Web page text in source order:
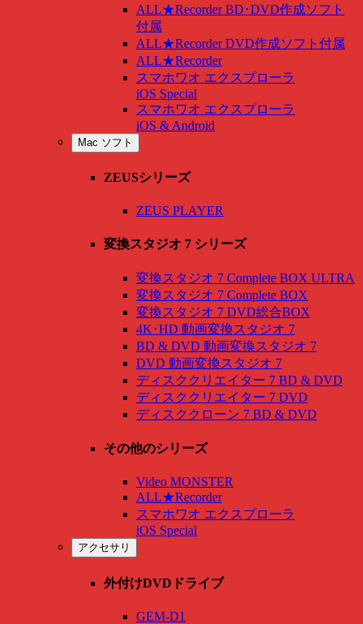
ALL★Recorder BD･DVD作成ソフト
付属
ALL★Recorder DVD作成ソフト付属
ALL★Recorder
スマホワオ エクスプローラ
iOS Special
スマホワオ エクスプローラ
iOS & Android
Mac ソフト
ZEUSシリーズ
ZEUS PLAYER
変換スタジオ 7 シリーズ
変換スタジオ 7 Complete BOX ULTRA
変換スタジオ 7 Complete BOX
変換スタジオ 7 DVD総合BOX
4K･HD 動画変換スタジオ 7
BD & DVD 動画変換スタジオ 7
DVD 動画変換スタジオ 7
ディスククリエイター 7 BD & DVD
ディスククリエイター 7 DVD
ディスククローン 7 BD & DVD
その他のシリーズ
Video MONSTER
ALL★Recorder
スマホワオ エクスプローラ
iOS Special
アクセサリ
外付けDVDドライブ
GEM-D1